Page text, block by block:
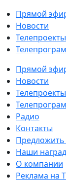
Прямой
Новости
Телепроекты
Прямой
Новости
Телепроекты
Радио
Контакты
Предложить
Наши
О компании
Реклама на